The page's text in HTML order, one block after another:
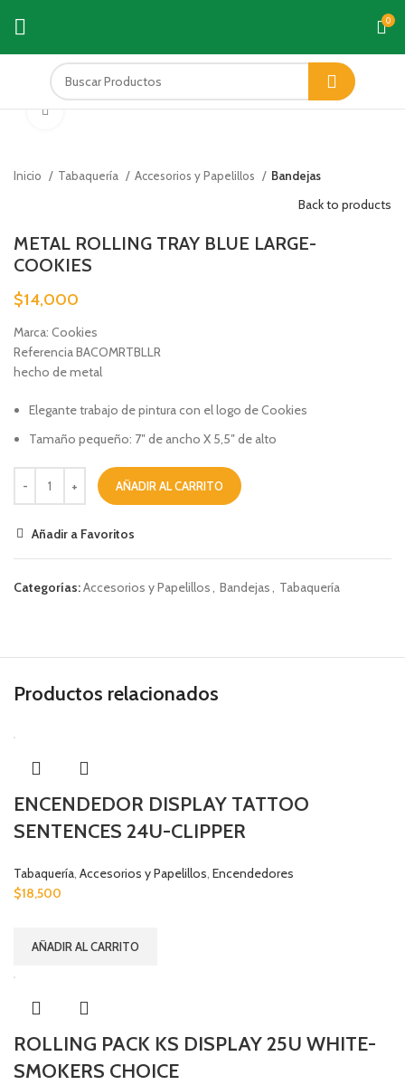
0
Click to enlarge
Inicio Tabaquería Accesorios y Papelillos Bandejas
Back to products
METAL ROLLING TRAY BLUE LARGE-
COOKIES
$14,000
Marca: Cookies
Referencia BACOMRTBLLR
hecho de metal
Elegante trabajo de pintura con el logo de Cookies
Tamaño pequeño: 7″ de ancho X 5,5″ de alto
AÑADIR AL CARRITO
Añadir a Favoritos
Categorías:Accesorios y Papelillos, Bandejas, Tabaquería
Productos relacionados
ENCENDEDOR DISPLAY TATTOO
SENTENCES 24U-CLIPPER
Tabaquería, Accesorios y Papelillos, Encendedores
$18,500
AÑADIR AL CARRITO
ROLLING PACK KS DISPLAY 25U WHITE-
SMOKERS CHOICE